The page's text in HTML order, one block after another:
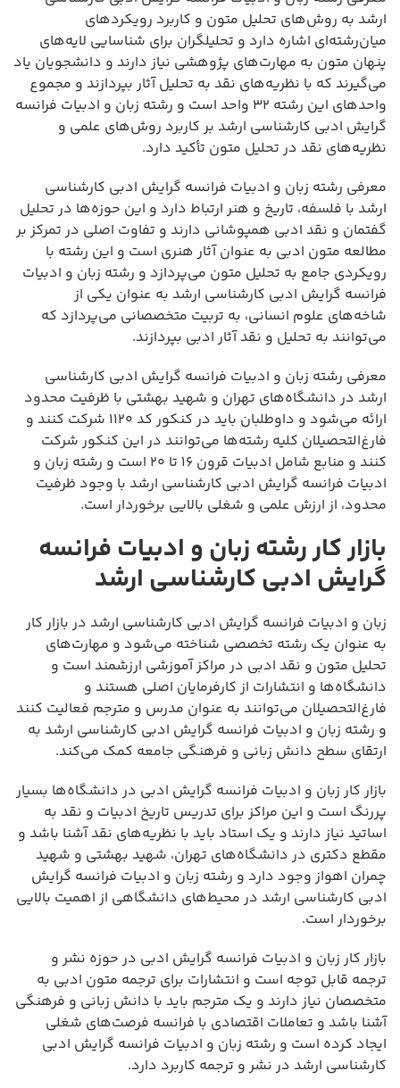
ارشد به روش‌های تحلیل متون و کاربرد رویکردهای
میان‌رشته‌ای اشاره دارد و تحلیلگران برای شناسایی لایه‌های
پنهان متون به مهارت‌های پژوهشی نیاز دارند و دانشجویان یاد
می‌گیرند که با نظریه‌های نقد به تحلیل آثار بپردازند و مجموع
واحدهای این رشته ۳۲ واحد است و رشته زبان و ادبیات فرانسه
گرایش ادبی کارشناسی ارشد بر کاربرد روش‌های علمی و
نظریه‌های نقد در تحلیل متون تأکید دارد.
معرفی رشته زبان و ادبیات فرانسه گرایش ادبی کارشناسی
ارشد با فلسفه، تاریخ و هنر ارتباط دارد و این حوزه‌ها در تحلیل
گفتمان و نقد ادبی همپوشانی دارند و تفاوت اصلی در تمرکز بر
مطالعه متون ادبی به عنوان آثار هنری است و این رشته با
رویکردی جامع به تحلیل متون می‌پردازد و رشته زبان و ادبیات
فرانسه گرایش ادبی کارشناسی ارشد به عنوان یکی از
شاخه‌های علوم انسانی، به تربیت متخصصانی می‌پردازد که
می‌توانند به تحلیل و نقد آثار ادبی بپردازند.
معرفی رشته زبان و ادبیات فرانسه گرایش ادبی کارشناسی
ارشد در دانشگاه‌های تهران و شهید بهشتی با ظرفیت محدود
ارائه می‌شود و داوطلبان باید در کنکور کد ۱۱۲۰ شرکت کنند و
فارغ‌التحصیلان کلیه رشته‌ها می‌توانند در این کنکور شرکت
کنند و منابع شامل ادبیات قرون ۱۶ تا ۲۰ است و رشته زبان و
ادبیات فرانسه گرایش ادبی کارشناسی ارشد با وجود ظرفیت
محدود، از ارزش علمی و شغلی بالایی برخوردار است.
بازار کار رشته زبان و ادبیات فرانسه
گرایش ادبی کارشناسی ارشد
زبان و ادبیات فرانسه گرایش ادبی کارشناسی ارشد در بازار کار
به عنوان یک رشته تخصصی شناخته می‌شود و مهارت‌های
تحلیل متون و نقد ادبی در مراکز آموزشی ارزشمند است و
دانشگاه‌ها و انتشارات از کارفرمایان اصلی هستند و
فارغ‌التحصیلان می‌توانند به عنوان مدرس و مترجم فعالیت کنند
و رشته زبان و ادبیات فرانسه گرایش ادبی کارشناسی ارشد به
ارتقای سطح دانش زبانی و فرهنگی جامعه کمک می‌کند.
بازار کار زبان و ادبیات فرانسه گرایش ادبی در دانشگاه‌ها بسیار
پررنگ است و این مراکز برای تدریس تاریخ ادبیات و نقد به
اساتید نیاز دارند و یک استاد باید با نظریه‌های نقد آشنا باشد و
مقطع دکتری در دانشگاه‌های تهران، شهید بهشتی و شهید
چمران اهواز وجود دارد و رشته زبان و ادبیات فرانسه گرایش
ادبی کارشناسی ارشد در محیط‌های دانشگاهی از اهمیت بالایی
برخوردار است.
بازار کار زبان و ادبیات فرانسه گرایش ادبی در حوزه نشر و
ترجمه قابل توجه است و انتشارات برای ترجمه متون ادبی به
متخصصان نیاز دارند و یک مترجم باید با دانش زبانی و فرهنگی
آشنا باشد و تعاملات اقتصادی با فرانسه فرصت‌های شغلی
ایجاد کرده است و رشته زبان و ادبیات فرانسه گرایش ادبی
کارشناسی ارشد در نشر و ترجمه کاربرد دارد.